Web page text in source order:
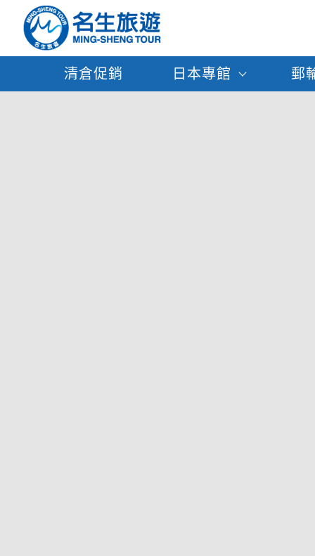
清倉促銷 日本專館 郵